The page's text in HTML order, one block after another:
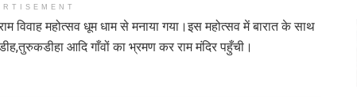
विवाह महोत्सव धूम धाम से मनाया गया।इस महोत्सव में बारात के साथ
आदि गाँवों का भ्रमण कर राम मंदिर पहुँची।